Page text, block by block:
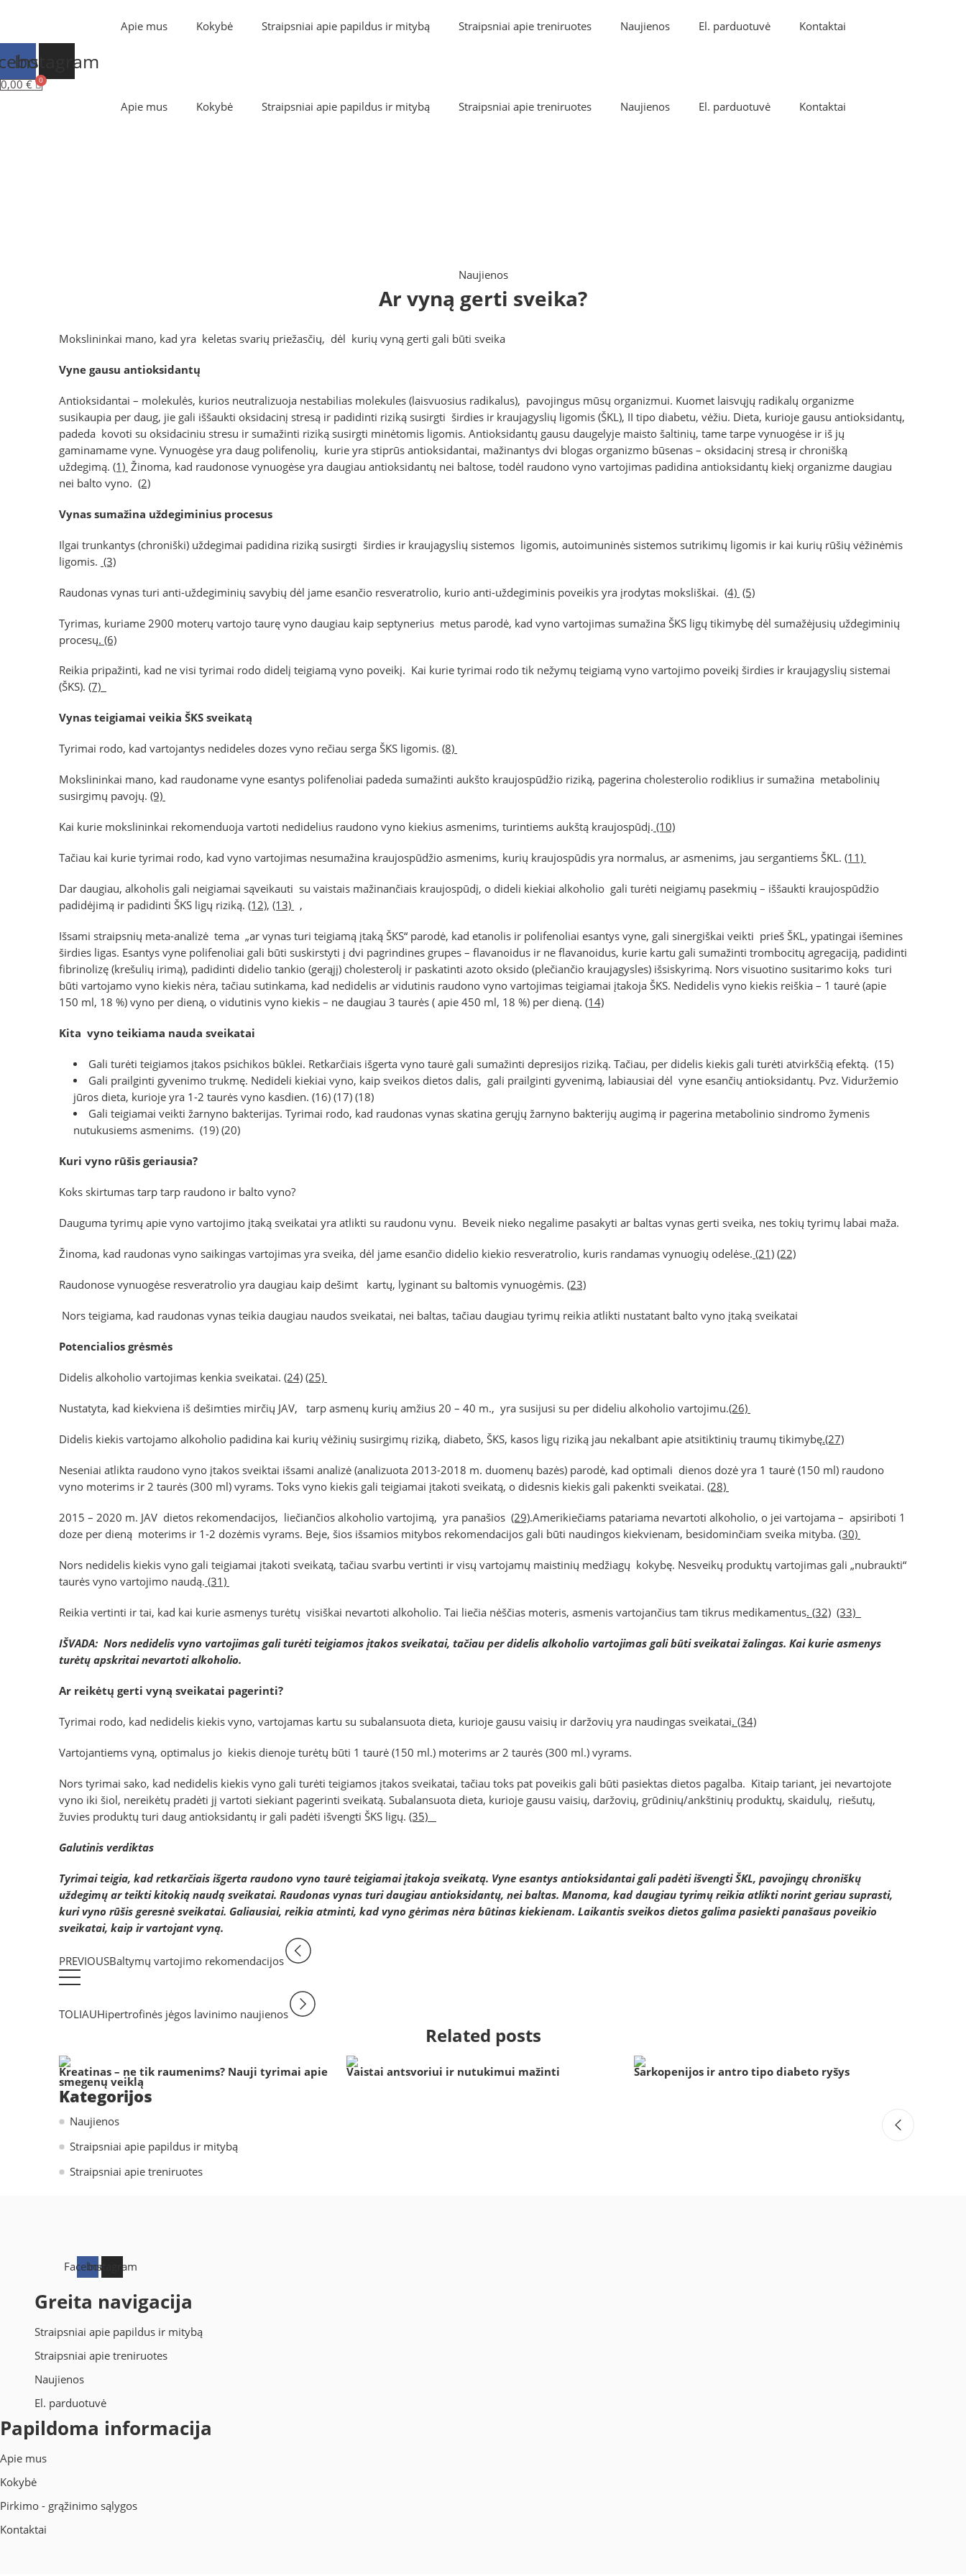
Apie mus Kokybė Straipsniai apie papildus ir mitybą Straipsniai apie treniruotes Naujienos El. parduotuvė Kontaktai
Instagram
0,00€
Apie mus
Kokybė Straipsniai apie papildus ir mitybą Straipsniai apie treniruotes Naujienos El. parduotuvė Kontaktai
Naujienos
Ar vyną gerti sveika?
Mokslininkai mano, kad yra keletas svarių priežasčių, dėl kurių vyną gerti gali būti sveika
Vyne gausu antioksidantų
Antioksidantai – molekulės, kurios neutralizuoja nestabilias molekules (laisvuosius radikalus), pavojingus mūsų organizmui. Kuomet laisvųjų radikalų organizme
susikaupia per daug, jie gali iššaukti oksidacinį stresą ir padidinti riziką susirgti širdies ir kraujagyslių ligomis (ŠKL), II tipo diabetu, vėžiu. Dieta, kurioje gausu antioksidantų,
padeda kovoti su oksidaciniu stresu ir sumažinti riziką susirgti minėtomis ligomis. Antioksidantų gausu daugelyje maisto šaltinių, tame tarpe vynuogėse ir iš jų
gaminamame vyne. Vynuogėse yra daug polifenolių, kurie yra stiprūs antioksidantai, mažinantys dvi blogas organizmo būsenas – oksidacinį stresą ir chronišką
uždegimą. (1) Žinoma, kad raudonose vynuogėse yra daugiau antioksidantų nei baltose, todėl raudono vyno vartojimas padidina antioksidantų kiekį organizme daugiau
nei balto vyno. (2)
Vynas sumažina uždegiminius procesus
Ilgai trunkantys (chroniški) uždegimai padidina riziką susirgti širdies ir kraujagyslių sistemos ligomis, autoimuninės sistemos sutrikimų ligomis ir kai kurių rūšių vėžinėmis
ligomis. (3)
Raudonas vynas turi anti-uždegiminių savybių dėl jame esančio resveratrolio, kurio anti-uždegiminis poveikis yra įrodytas moksliškai. (4) (5)
Tyrimas, kuriame 2900 moterų vartojo taurę vyno daugiau kaip septynerius metus parodė, kad vyno vartojimas sumažina ŠKS ligų tikimybę dėl sumažėjusių uždegiminių
procesų. (6)
Reikia pripažinti, kad ne visi tyrimai rodo didelį teigiamą vyno poveikį. Kai kurie tyrimai rodo tik nežymų teigiamą vyno vartojimo poveikį širdies ir kraujagyslių sistemai
(ŠKS). (7)
Vynas teigiamai veikia ŠKS sveikatą
Tyrimai rodo, kad vartojantys nedideles dozes vyno rečiau serga ŠKS ligomis. (8)
Mokslininkai mano, kad raudoname vyne esantys polifenoliai padeda sumažinti aukšto kraujospūdžio riziką, pagerina cholesterolio rodiklius ir sumažina metabolinių
susirgimų pavojų. (9)
Kai kurie mokslininkai rekomenduoja vartoti nedidelius raudono vyno kiekius asmenims, turintiems aukštą kraujospūdį. (10)
Tačiau kai kurie tyrimai rodo, kad vyno vartojimas nesumažina kraujospūdžio asmenims, kurių kraujospūdis yra normalus, ar asmenims, jau sergantiems ŠKL. (11)
Dar daugiau, alkoholis gali neigiamai sąveikauti su vaistais mažinančiais kraujospūdį, o dideli kiekiai alkoholio gali turėti neigiamų pasekmių – iššaukti kraujospūdžio
padidėjimą ir padidinti ŠKS ligų riziką. (12), (13) ,
Išsami straipsnių meta-analizė tema „ar vynas turi teigiamą įtaką ŠKS“ parodė, kad etanolis ir polifenoliai esantys vyne, gali sinergiškai veikti prieš ŠKL, ypatingai išemines
širdies ligas. Esantys vyne polifenoliai gali būti suskirstyti į dvi pagrindines grupes – flavanoidus ir ne flavanoidus, kurie kartu gali sumažinti trombocitų agregaciją, padidinti
fibrinolizę (krešulių irimą), padidinti didelio tankio (gerąjį) cholesterolį ir paskatinti azoto oksido (plečiančio kraujagysles) išsiskyrimą. Nors visuotino susitarimo koks turi
būti vartojamo vyno kiekis nėra, tačiau sutinkama, kad nedidelis ar vidutinis raudono vyno vartojimas teigiamai įtakoja ŠKS. Nedidelis vyno kiekis reiškia – 1 taurė (apie
150 ml, 18 %) vyno per dieną, o vidutinis vyno kiekis – ne daugiau 3 taurės ( apie 450 ml, 18 %) per dieną. (14)
Kita vyno teikiama nauda sveikatai
Gali turėti teigiamos įtakos psichikos būklei. Retkarčiais išgerta vyno taurė gali sumažinti depresijos riziką. Tačiau, per didelis kiekis gali turėti atvirkščią efektą. (15)
Gali prailginti gyvenimo trukmę. Nedideli kiekiai vyno, kaip sveikos dietos dalis, gali prailginti gyvenimą, labiausiai dėl vyne esančių antioksidantų. Pvz. Viduržemio
jūros dieta, kurioje yra 1-2 taurės vyno kasdien. (16) (17) (18)
Gali teigiamai veikti žarnyno bakterijas. Tyrimai rodo, kad raudonas vynas skatina gerųjų žarnyno bakterijų augimą ir pagerina metabolinio sindromo žymenis
nutukusiems asmenims. (19) (20)
Kuri vyno rūšis geriausia?
Koks skirtumas tarp tarp raudono ir balto vyno?
Dauguma tyrimų apie vyno vartojimo įtaką sveikatai yra atlikti su raudonu vynu. Beveik nieko negalime pasakyti ar baltas vynas gerti sveika, nes tokių tyrimų labai maža.
Žinoma, kad raudonas vyno saikingas vartojimas yra sveika, dėl jame esančio didelio kiekio resveratrolio, kuris randamas vynuogių odelėse. (21) (22)
Raudonose vynuogėse resveratrolio yra daugiau kaip dešimt kartų, lyginant su baltomis vynuogėmis. (23)
Nors teigiama, kad raudonas vynas teikia daugiau naudos sveikatai, nei baltas, tačiau daugiau tyrimų reikia atlikti nustatant balto vyno įtaką sveikatai
Potencialios grėsmės
Didelis alkoholio vartojimas kenkia sveikatai. (24) (25)
Nustatyta, kad kiekviena iš dešimties mirčių JAV, tarp asmenų kurių amžius 20 – 40 m., yra susijusi su per dideliu alkoholio vartojimu.(26)
Didelis kiekis vartojamo alkoholio padidina kai kurių vėžinių susirgimų riziką, diabeto, ŠKS, kasos ligų riziką jau nekalbant apie atsitiktinių traumų tikimybę.(27)
Neseniai atlikta raudono vyno įtakos sveiktai išsami analizė (analizuota 2013-2018 m. duomenų bazės) parodė, kad optimali dienos dozė yra 1 taurė (150 ml) raudono
vyno moterims ir 2 taurės (300 ml) vyrams. Toks vyno kiekis gali teigiamai įtakoti sveikatą, o didesnis kiekis gali pakenkti sveikatai. (28)
2015 – 2020 m. JAV dietos rekomendacijos, liečiančios alkoholio vartojimą, yra panašios (29).Amerikiečiams patariama nevartoti alkoholio, o jei vartojama – apsiriboti 1
doze per dieną moterims ir 1-2 dozėmis vyrams. Beje, šios išsamios mitybos rekomendacijos gali būti naudingos kiekvienam, besidominčiam sveika mityba. (30)
Nors nedidelis kiekis vyno gali teigiamai įtakoti sveikatą, tačiau svarbu vertinti ir visų vartojamų maistinių medžiagų kokybę. Nesveikų produktų vartojimas gali „nubraukti“
taurės vyno vartojimo naudą. (31)
Reikia vertinti ir tai, kad kai kurie asmenys turėtų visiškai nevartoti alkoholio. Tai liečia nėščias moteris, asmenis vartojančius tam tikrus medikamentus. (32) (33)
IŠVADA: Nors nedidelis vyno vartojimas gali turėti teigiamos įtakos sveikatai, tačiau per didelis alkoholio vartojimas gali būti sveikatai žalingas. Kai kurie asmenys
turėtų apskritai nevartoti alkoholio.
Ar reikėtų gerti vyną sveikatai pagerinti?
Tyrimai rodo, kad nedidelis kiekis vyno, vartojamas kartu su subalansuota dieta, kurioje gausu vaisių ir daržovių yra naudingas sveikatai. (34)
Vartojantiems vyną, optimalus jo kiekis dienoje turėtų būti 1 taurė (150 ml.) moterims ar 2 taurės (300 ml.) vyrams.
Nors tyrimai sako, kad nedidelis kiekis vyno gali turėti teigiamos įtakos sveikatai, tačiau toks pat poveikis gali būti pasiektas dietos pagalba. Kitaip tariant, jei nevartojote
vyno iki šiol, nereikėtų pradėti jį vartoti siekiant pagerinti sveikatą. Subalansuota dieta, kurioje gausu vaisių, daržovių, grūdinių/ankštinių produktų, skaidulų, riešutų,
žuvies produktų turi daug antioksidantų ir gali padėti išvengti ŠKS ligų. (35)
Galutinis verdiktas
Tyrimai teigia, kad retkarčiais išgerta raudono vyno taurė teigiamai įtakoja sveikatą. Vyne esantys antioksidantai gali padėti išvengti ŠKL, pavojingų chroniškų
uždegimų ar teikti kitokią naudą sveikatai. Raudonas vynas turi daugiau antioksidantų, nei baltas. Manoma, kad daugiau tyrimų reikia atlikti norint geriau suprasti,
kuri vyno rūšis geresnė sveikatai. Galiausiai, reikia atminti, kad vyno gėrimas nėra būtinas kiekienam. Laikantis sveikos dietos galima pasiekti panašaus poveikio
sveikatai, kaip ir vartojant vyną.
PREVIOUSBaltymų vartojimo rekomendacijos
TOLIAUHipertrofinės jėgos lavinimo naujienos
Related posts
Kreatinas – ne tik raumenims? Nauji tyrimai apie
smegenų veiklą
Vaistai antsvoriui ir nutukimui mažinti Sarkopenijos ir antro tipo diabeto ryšys
Kategorijos
Naujienos
Straipsniai apie papildus ir mitybą
Straipsniai apie treniruotes
FacebookInstagram
Greita navigacija
Straipsniai apie papildus ir mitybą
Straipsniai apie treniruotes
Naujienos
El. parduotuvė
Papildoma informacija
Apie mus
Kokybė
Pirkimo - grąžinimo sąlygos
Kontaktai